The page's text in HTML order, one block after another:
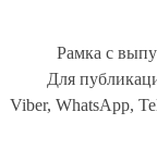
Рамка с
Для
Viber, WhatsApp,